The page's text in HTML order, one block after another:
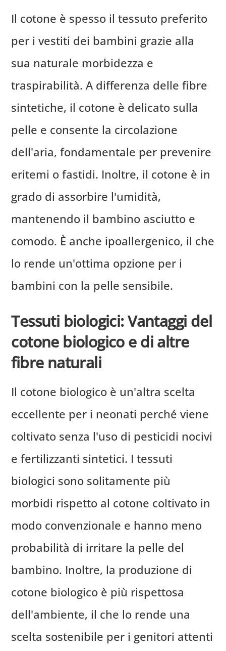
Il cotone è spesso il tessuto preferito
per i vestiti dei bambini grazie alla
sua naturale morbidezza e
traspirabilità. A differenza delle fibre
sintetiche, il cotone è delicato sulla
pelle e consente la circolazione
dell'aria, fondamentale per prevenire
eritemi o fastidi. Inoltre, il cotone è in
grado di assorbire l'umidità,
mantenendo il bambino asciutto e
comodo. È anche ipoallergenico, il che
lo rende un'ottima opzione per i
bambini con la pelle sensibile.
Tessuti biologici: Vantaggi del
cotone biologico e di altre
fibre naturali
Il cotone biologico è un'altra scelta
eccellente per i neonati perché viene
coltivato senza l'uso di pesticidi nocivi
e fertilizzanti sintetici. I tessuti
biologici sono solitamente più
morbidi rispetto al cotone coltivato in
modo convenzionale e hanno meno
probabilità di irritare la pelle del
bambino. Inoltre, la produzione di
cotone biologico è più rispettosa
dell'ambiente, il che lo rende una
scelta sostenibile per i genitori attenti